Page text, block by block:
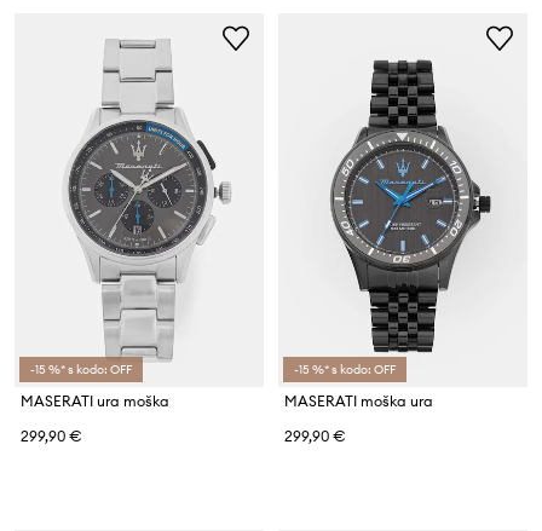
-15 %* s kodo: OFF
MASERATI ura moška
299,90 €
-15 %* s kodo: OFF
MASERATI moška ura
299,90 €